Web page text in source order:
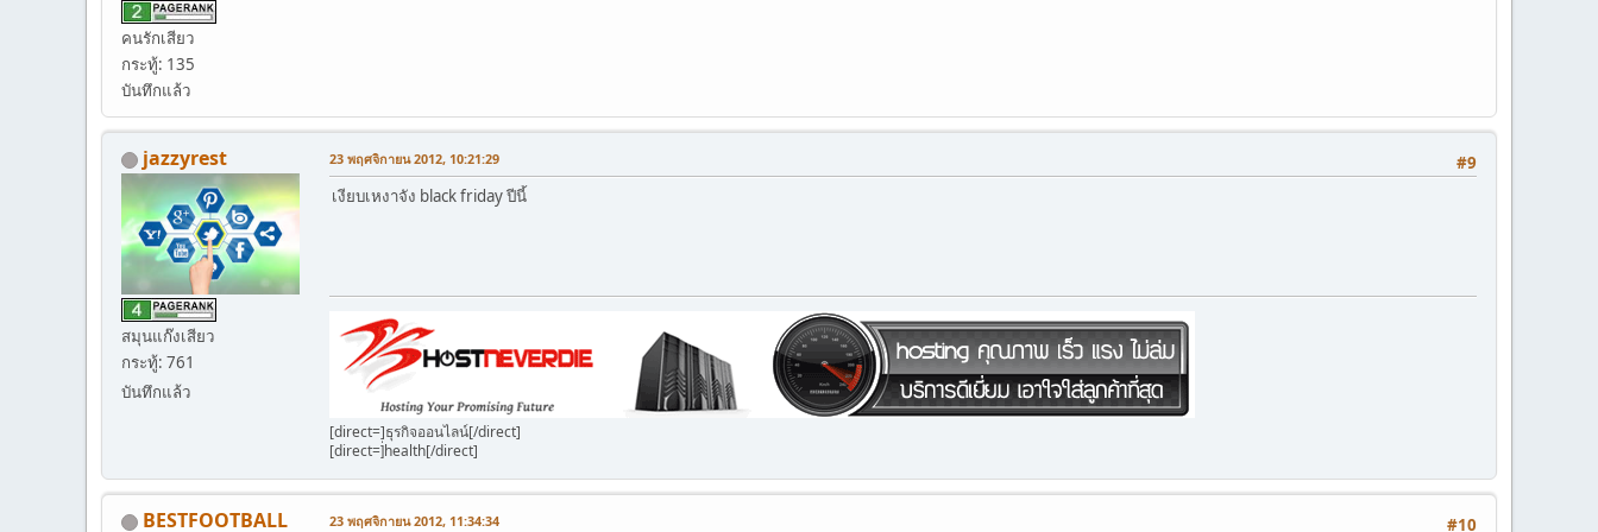
คนรักเสียว
กระทู้: 135
บันทึกแล้ว
jazzyrest
สมุนแก๊งเสียว
กระทู้: 761
บันทึกแล้ว
#9
23 พฤศจิกายน 2012, 10:21:29
เงียบเหงาจัง black friday ปีนี้
[direct=]ธุรกิจออนไลน์[/direct]
[direct=]่health[/direct]
BESTFOOTBALL #10
23 พฤศจิกายน 2012, 11:34:34